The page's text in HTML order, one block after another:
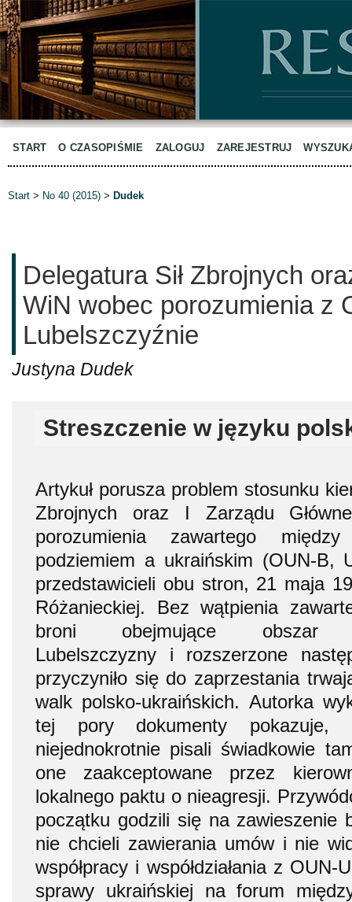
START O CZASOPIŚMIE ZALOGUJ ZAREJESTRUJ
Start > No 40 (2015) > Dudek
Delegatura Sił Zbrojnych
WiN wobec porozumienia z
Lubelszczyźnie
Justyna Dudek
Streszczenie w języku
Artykuł porusza problem stosunku
Zbrojnych oraz I Zarządu
porozumienia zawartego
podziemiem a ukraińskim (OUN-B,
przedstawicieli obu stron, 21 maja
Różanieckiej. Bez wątpienia
broni obejmujące obszar
Lubelszczyzny i rozszerzone
przyczyniło się do zaprzestania
walk polsko-ukraińskich. Autorka
tej pory dokumenty
niejednokrotnie pisali świadkowie
one zaakceptowane przez
lokalnego paktu o nieagresji.
początku godzili się na zawieszenie
nie chcieli zawierania umów i nie
współpracy i współdziałania z
sprawy ukraińskiej na forum